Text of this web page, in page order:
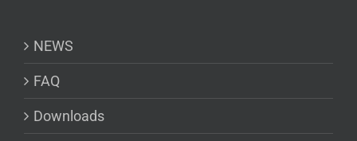
NEWS
FAQ
Downloads